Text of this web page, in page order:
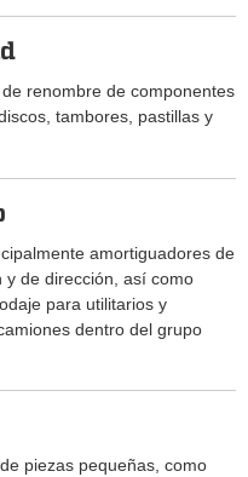
renombre de componentes
tambores, pastillas y
amortiguadores de
y de dirección, así como
para utilitarios y
dentro del grupo
piezas pequeñas, como